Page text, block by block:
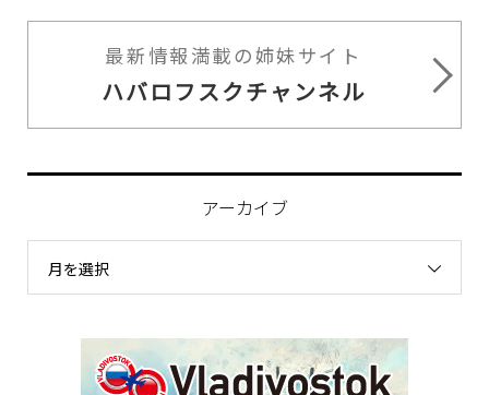
最新情報満載の姉妹サイト
ハバロフスクチャンネル
アーカイブ
月を選択